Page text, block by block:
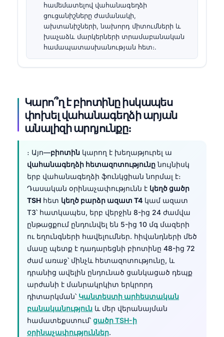
համեմատելով վահանագեղձի
ցուցանիշները ժամանակի,
ախտանիշների, նախորդ միտումների և
խաչաձև մարկերների տրամաբանական
համապատասխանության հետ։.
Կարո՞ղ է բիոտինը իսկապես
փոխել վահանագեղձի արյան
անալիզի արդյունքը։
։ Այո—բիոտին կարող է խեղաթյուրել ա
վահանագեղձի հետազոտությունընույնիսկ
երբ վահանագեղձի ֆունկցիան նորմալ է։
Դասական օրինաչափությունն է կեղծ ցածր
TSH հետ կեղծ բարձր ազատ T4 կամ ազատ
T3՝ հատկապես, երբ վերջին 8-ից 24 ժամվա
ընթացքում ընդունվել են 5-ից 10 մգ մազերի
ու եղունգների հավելումներ. հիվանդների մեծ
մասը պետք է դադարեցնի բիոտինը 48-ից 72
ժամ առաջ՝ մինչև հետազոտությունը, և
դրանից ավելին ընդունած ցանկացած դեպք
արժանի է մանրակրկիտ երկրորդ
դիտարկման՝ Կանտեստի արհեստական
բանականություն և մեր վերանայման
համատեքստում՝ ցածր TSH-ի
օրինաչափություններ.